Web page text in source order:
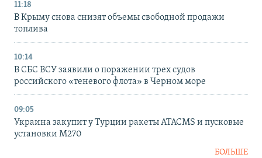
11:18
В Крыму снова снизят объемы свободной продажи
топлива
10:14
В СБС ВСУ заявили о поражении трех судов
российского «теневого флота» в Черном море
09:05
Украина закупит у Турции ракеты ATACMS и пусковые
установки M270
БОЛЬШЕ